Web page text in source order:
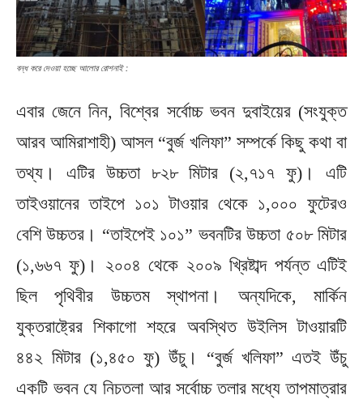
বন্ধ করে দেওয়া হচ্ছে আলোর রোশনাই :
এবার জেনে নিন, বিশ্বের সর্বোচ্চ ভবন দুবাইয়ের (সংযুক্ত
আরব আমিরাশাহী) আসল “বুর্জ খলিফা” সম্পর্কে কিছু কথা বা
তথ্য। এটির উচ্চতা ৮২৮ মিটার (২,৭১৭ ফু)। এটি
তাইওয়ানের তাইপে ১০১ টাওয়ার থেকে ১,০০০ ফুটেরও
বেশি উচ্চতর। “তাইপেই ১০১” ভবনটির উচ্চতা ৫০৮ মিটার
(১,৬৬৭ ফু)। ২০০৪ থেকে ২০০৯ খ্রিষ্টাব্দ পর্যন্ত এটিই
ছিল পৃথিবীর উচ্চতম স্থাপনা। অন্যদিকে, মার্কিন
যুক্তরাষ্ট্রের শিকাগো শহরে অবস্থিত উইলিস টাওয়ারটি
৪৪২ মিটার (১,৪৫০ ফু) উঁচু। “বুর্জ খলিফা” এতই উঁচু
একটি ভবন যে নিচতলা আর সর্বোচ্চ তলার মধ্যে তাপমাত্রার